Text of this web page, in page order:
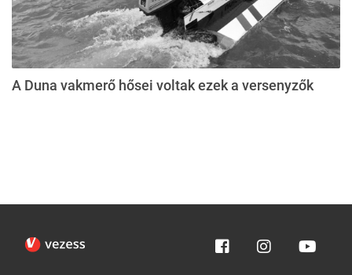
A Duna vakmerő hősei voltak ezek a versenyzők